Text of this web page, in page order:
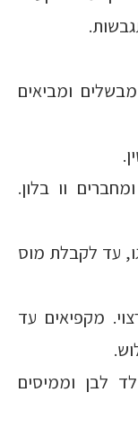
ומביאים
וו בלון.
עד לקבלת מוס
מקפיאים עד
לבן וממיסים